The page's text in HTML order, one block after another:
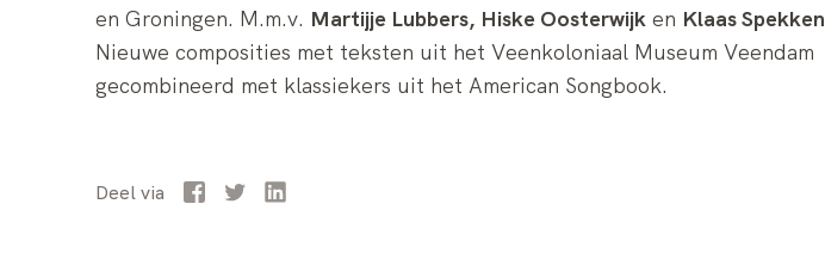
en Groningen. M.m.v. Martijje Lubbers, Hiske Oosterwijk en Klaas Spekken
Nieuwe composities met teksten uit het Veenkoloniaal Museum Veendam
gecombineerd met klassiekers uit het American Songbook.
Deel via Facebook
Twitter